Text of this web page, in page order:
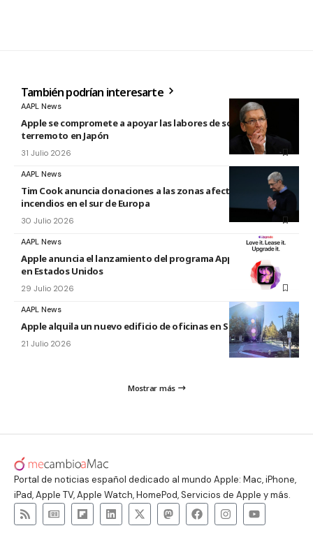
También podrían interesarte
AAPL News
Apple se compromete a apoyar las labores de socorro tras el
terremoto en Japón
31 Julio 2026
AAPL News
Tim Cook anuncia donaciones a las zonas afectadas por los
incendios en el sur de Europa
30 Julio 2026
AAPL News
Apple anuncia el lanzamiento del programa Apple Upgrade
en Estados Unidos
29 Julio 2026
AAPL News
Apple alquila un nuevo edificio de oficinas en Sunnyvale
21 Julio 2026
Mostrar más
Portal de noticias español dedicado al mundo Apple: Mac, iPhone,
iPad, Apple TV, Apple Watch, HomePod, Servicios de Apple y más.